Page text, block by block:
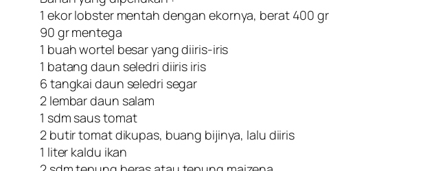
1 ekor lobster mentah dengan ekornya, berat 400 gr
90 gr mentega
1 buah wortel besar yang diiris-iris
1 batang daun seledri diiris iris
6 tangkai daun seledri segar
2 lembar daun salam
1 sdm saus tomat
2 butir tomat dikupas, buang bijinya, lalu diiris
1 liter kaldu ikan